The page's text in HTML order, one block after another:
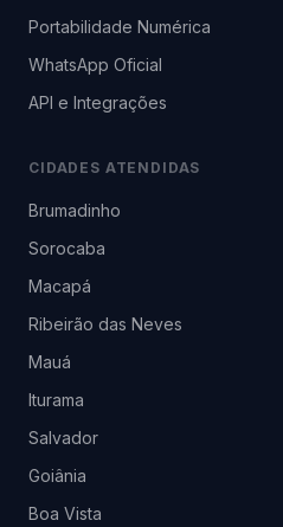
Portabilidade Numérica
WhatsApp Oficial
API e Integrações
CIDADES ATENDIDAS
Brumadinho
Sorocaba
Macapá
Ribeirão das Neves
Mauá
Iturama
Salvador
Goiânia
Boa Vista